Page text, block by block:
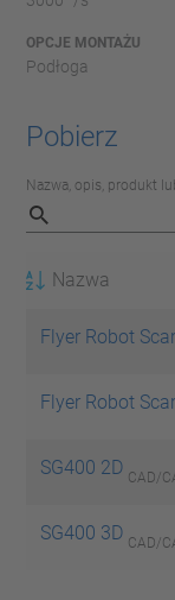
OPCJE MONTAŻU
Podłoga
Pobierz
Nazwa, opis, produkt
Nazwa
Flyer Robot
Flyer Robot
SG400 2D CAD/
SG400 3D CAD/